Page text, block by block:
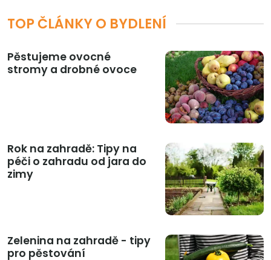
TOP ČLÁNKY O BYDLENÍ
Pěstujeme ovocné
stromy a drobné ovoce
Rok na zahradě: Tipy na
péči o zahradu od jara do
zimy
Zelenina na zahradě - tipy
pro pěstování